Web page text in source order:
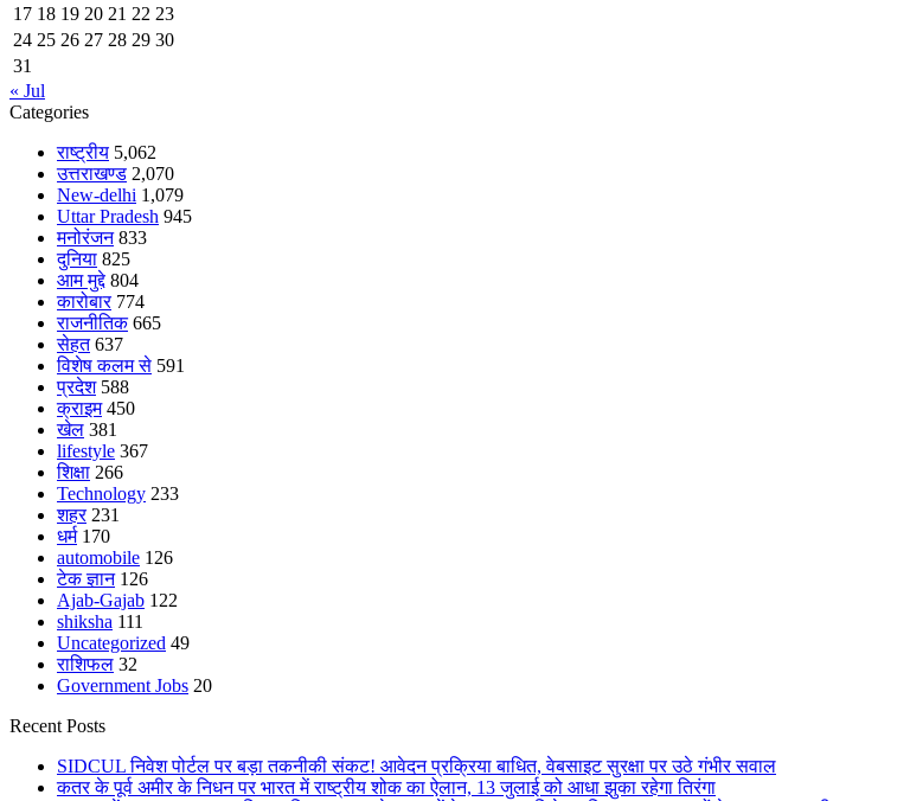
17 18 19 20 21 22 23
24 25 26 27 28 29 30
31
« Jul
Categories
राष्ट्रीय 5,062
उत्तराखण्ड 2,070
New-delhi 1,079
Uttar Pradesh 945
मनोरंजन 833
दुनिया 825
आम मुद्दे 804
कारोबार 774
राजनीतिक 665
सेहत 637
विशेष कलम से 591
प्रदेश 588
क्राइम 450
खेल 381
lifestyle 367
शिक्षा 266
Technology 233
शहर 231
धर्म 170
automobile 126
टेक ज्ञान 126
Ajab-Gajab 122
shiksha 111
Uncategorized 49
राशिफल 32
Government Jobs 20
Recent Posts
SIDCUL निवेश पोर्टल पर बड़ा तकनीकी संकट! आवेदन प्रक्रिया बाधित, वेबसाइट सुरक्षा पर उठे गंभीर सवाल
कतर के पूर्व अमीर के निधन पर भारत में राष्ट्रीय शोक का ऐलान, 13 जुलाई को आधा झुका रहेगा तिरंगा